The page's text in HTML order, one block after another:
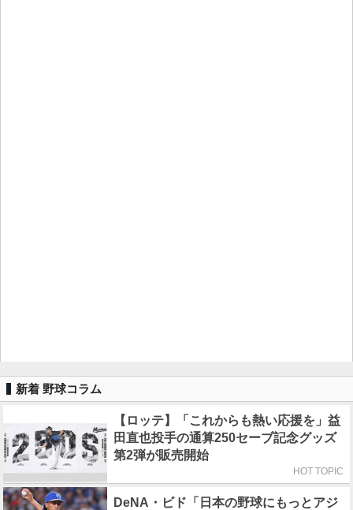
新着 野球コラム
【ロッテ】「これからも熱い応援を」益
田直也投手の通算250セーブ記念グッズ
第2弾が販売開始
HOT TOPIC
DeNA・ビド「日本の野球にもっとアジ